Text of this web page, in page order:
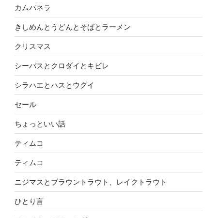
カムパネラ
きしめんとうどんとそばとラーメン
クリスマス
シーバスとクロダイとキビレ
シラハエとハスとウグイ
セール
ちょっといい話
ティムコ
ティムコ
ニジマスとブラウントラウト、レイクトラウト
ひとり言